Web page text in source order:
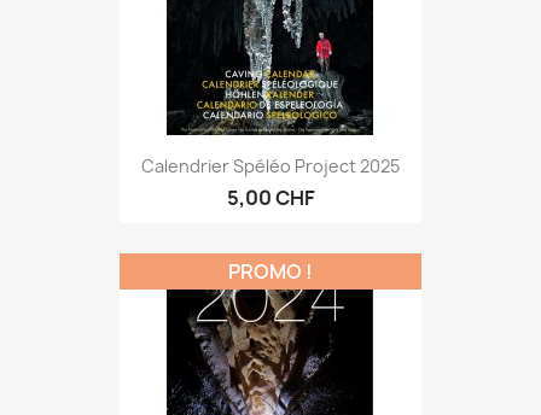
Calendrier Spéléo Project 2025
5,00 CHF
PROMO !